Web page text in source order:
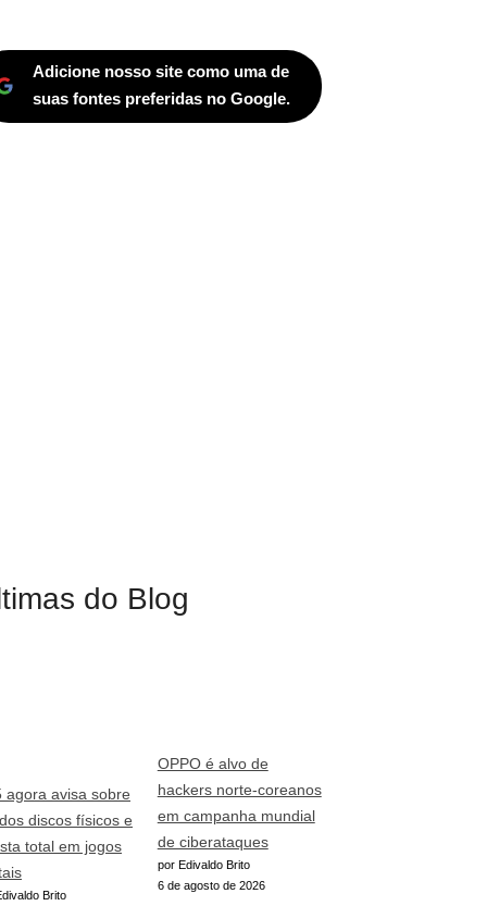
Adicione nosso site como uma de
suas fontes preferidas no Google.
do Blog
agora avisa sobre
discos físicos e
total em jogos
Brito
OPPO é alvo de
hackers norte-coreanos
em campanha mundial
de ciberataques
por Edivaldo Brito
6 de agosto de 2026